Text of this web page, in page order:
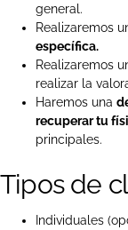
general.
Realizaremos
específica.
Realizaremos
realizar la
Haremos una
recuperar tu
principales.
Tipos de
Individuales